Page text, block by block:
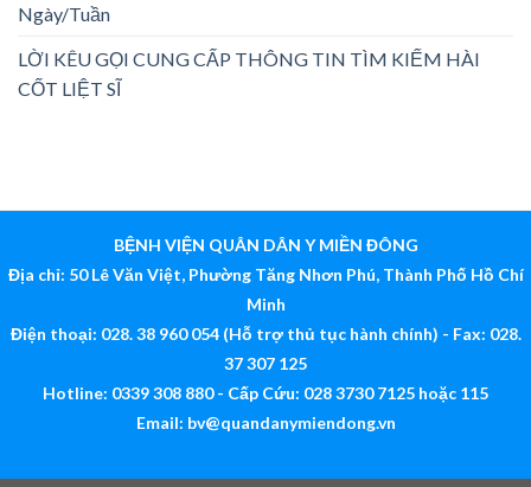
Ngày/Tuần
LỜI KÊU GỌI CUNG CẤP THÔNG TIN TÌM KIẾM HÀI
CỐT LIỆT SĨ
BỆNH VIỆN QUÂN DÂN Y MIỀN ĐÔNG
Địa chỉ: 50 Lê Văn Việt, Phường Tăng Nhơn Phú, Thành Phố Hồ Chí
Minh
Điện thoại: 028. 38 960 054 (Hỗ trợ thủ tục hành chính) - Fax: 028.
37 307 125
Hotline: 0339 308 880 - Cấp Cứu: 028 3730 7125 hoặc 115
Email: bv@quandanymiendong.vn